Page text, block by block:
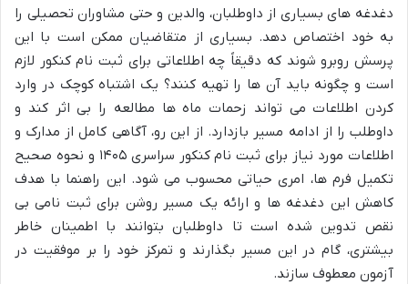
دغدغه های بسیاری از داوطلبان، والدین و حتی مشاوران تحصیلی را
به خود اختصاص دهد. بسیاری از متقاضیان ممکن است با این
پرسش روبرو شوند که دقیقاً چه اطلاعاتی برای ثبت نام کنکور لازم
است و چگونه باید آن ها را تهیه کنند؟ یک اشتباه کوچک در وارد
کردن اطلاعات می تواند زحمات ماه ها مطالعه را بی اثر کند و
داوطلب را از ادامه مسیر بازدارد. از این رو، آگاهی کامل از مدارک و
اطلاعات مورد نیاز برای ثبت نام کنکور سراسری ۱۴۰۵ و نحوه صحیح
تکمیل فرم ها، امری حیاتی محسوب می شود. این راهنما با هدف
کاهش این دغدغه ها و ارائه یک مسیر روشن برای ثبت نامی بی
نقص تدوین شده است تا داوطلبان بتوانند با اطمینان خاطر
بیشتری، گام در این مسیر بگذارند و تمرکز خود را بر موفقیت در
آزمون معطوف سازند.